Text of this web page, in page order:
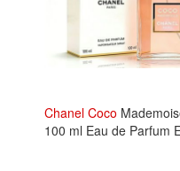
Chanel Coco
100 ml Eau de Parfum